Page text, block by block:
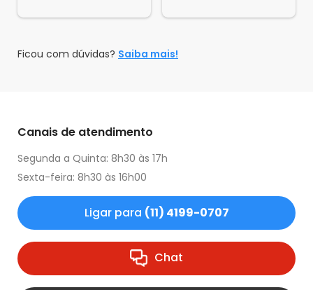
Ficou com dúvidas? Saiba mais!
Canais de atendimento
Segunda a Quinta: 8h30 às 17h
Sexta-feira: 8h30 às 16h00
Ligar para (11) 4199-0707
Chat